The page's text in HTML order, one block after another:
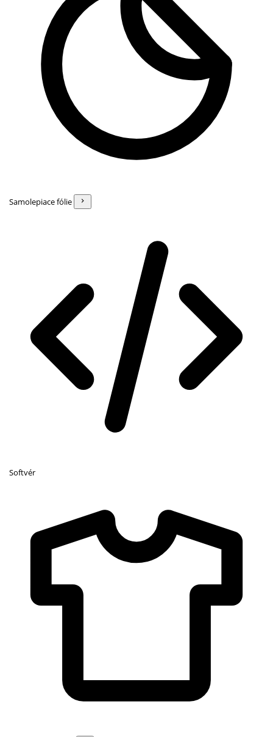
Samolepiace fólie
Softvér